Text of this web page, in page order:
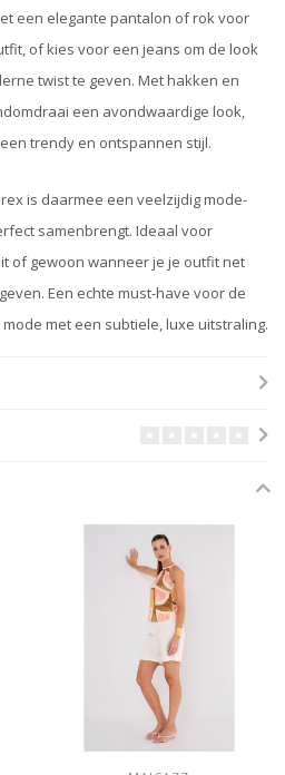
een elegante pantalon of rok voor
of kies voor een jeans om de look
twist te geven. Met hakken en
een avondwaardige look,
trendy en ontspannen stijl.
is daarmee een veelzijdig mode-
samenbrengt. Ideaal voor
of gewoon wanneer je je outfit net
Een echte must-have voor de
met een subtiele, luxe uitstraling.